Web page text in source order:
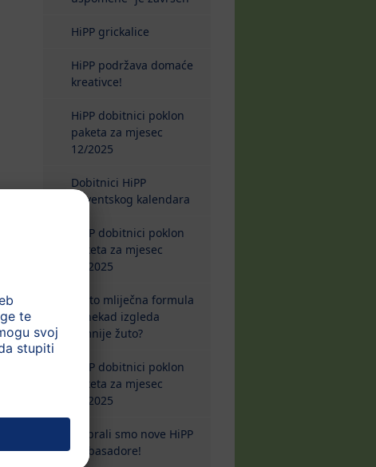
HiPP grickalice
HiPP podržava domaće
kreativce!
HiPP dobitnici poklon
paketa za mjesec
12/2025
Dobitnici HiPP
Adventskog kalendara
HiPP dobitnici poklon
paketa za mjesec
11/2025
Zašto mliječna formula
ponekad izgleda
tamnije žuto?
HiPP dobitnici poklon
paketa za mjesec
10/2025
Izabrali smo nove HiPP
ambasadore!